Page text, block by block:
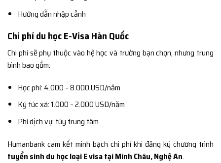
Hướng dẫn nhập cảnh
Chi phí du học E-Visa Hàn Quốc
Chi phí sẽ phụ thuộc vào hệ học và trường bạn chọn, nhưng trung
bình bao gồm:
Học phí: 4.000 – 8.000 USD/năm
Ký túc xá: 1.000 – 2.000 USD/năm
Phí dịch vụ: tùy trung tâm
Humanbank cam kết minh bạch chi phí khi đăng ký chương trình
tuyển sinh du học loại E visa tại Minh Châu, Nghệ An.